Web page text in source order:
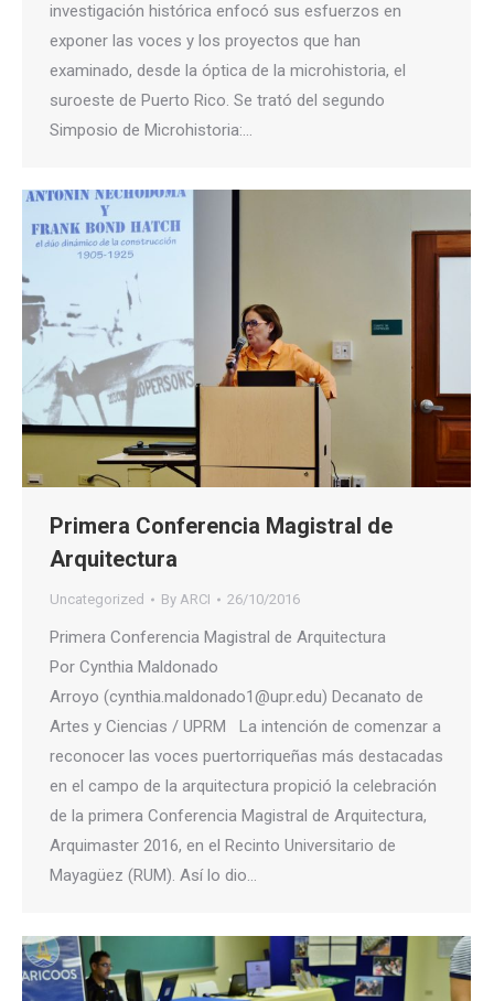
investigación histórica enfocó sus esfuerzos en
exponer las voces y los proyectos que han
examinado, desde la óptica de la microhistoria, el
suroeste de Puerto Rico. Se trató del segundo
Simposio de Microhistoria:…
Primera Conferencia Magistral de
Arquitectura
Uncategorized By ARCI 26/10/2016
Primera Conferencia Magistral de Arquitectura
Por Cynthia Maldonado
Arroyo (cynthia.maldonado1@upr.edu) Decanato de
Artes y Ciencias / UPRM La intención de comenzar a
reconocer las voces puertorriqueñas más destacadas
en el campo de la arquitectura propició la celebración
de la primera Conferencia Magistral de Arquitectura,
Arquimaster 2016, en el Recinto Universitario de
Mayagüez (RUM). Así lo dio…